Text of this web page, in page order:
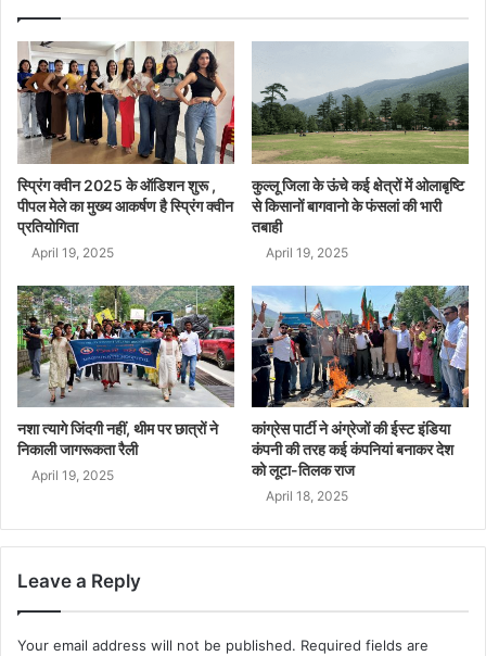
स्प्रिंग क्वीन 2025 के ऑडिशन शुरू ,
पीपल मेले का मुख्य आकर्षण है स्प्रिंग क्वीन
प्रतियोगिता
April 19, 2025
कुल्लू जिला के ऊंचे कई क्षेत्रों में ओलाबृष्टि
से किसानों बागवानो के फंसलां की भारी
तबाही
April 19, 2025
नशा त्यागे जिंदगी नहीं, थीम पर छात्रों ने
निकाली जागरूकता रैली
April 19, 2025
कांग्रेस पार्टी ने अंग्रेजों की ईस्ट इंडिया
कंपनी की तरह कई कंपनियां बनाकर देश
को लूटा-तिलक राज
April 18, 2025
Leave a Reply
Your email address will not be published. Required fields are